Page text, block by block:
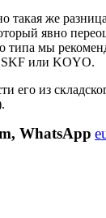
же
явно
мы
или KOYO.
его из
WhatsApp